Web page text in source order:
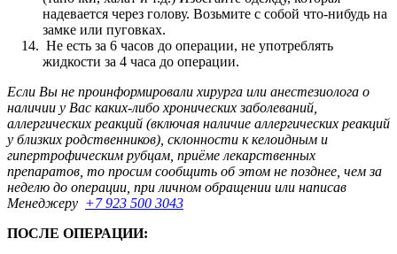
надевается через голову. Возьмите с собой что-нибудь на
замке или пуговках.
Не есть за 6 часов до операции, не употреблять
жидкости за 4 часа до операции.
Если Вы не проинформировали хирурга или анестезиолога о
наличии у Вас каких-либо хронических заболеваний,
аллергических реакций (включая наличие аллергических реакций
у близких родственников), склонности к келоидным и
гипертрофическим рубцам, приёме лекарственных
препаратов, то просим сообщить об этом не позднее, чем за
неделю до операции, при личном обращении или написав
Менеджеру +7 923 500 3043
ПОСЛЕ ОПЕРАЦИИ: